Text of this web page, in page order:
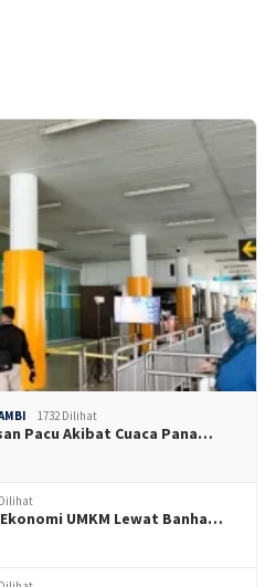
1732 Dilihat
Pacu Akibat Cuaca Pana…
UMKM Lewat Banha…